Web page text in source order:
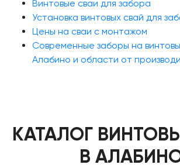
Винтовые сваи для забора
Установка винтовых свай для
Цены на сваи с монтажом
Современные заборы на
Алабино и области от
КАТАЛОГ
В